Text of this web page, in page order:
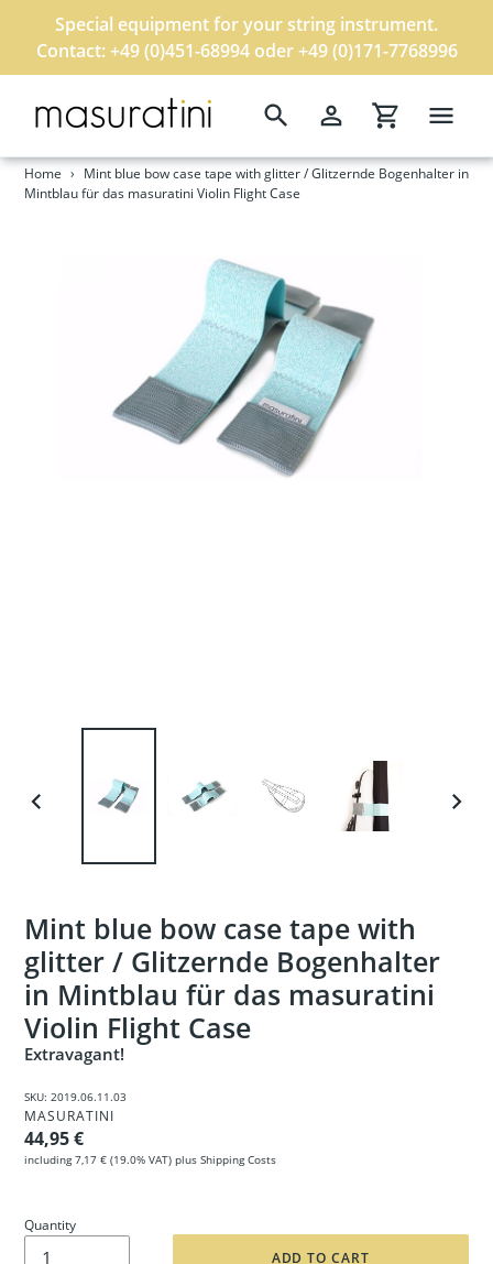
to
content
Special equipment for your string instrument.
Contact: +49 (0)451-68994 oder +49 (0)171-7768996
Search Log in Cart
Home › Mint blue bow case tape with glitter / Glitzernde Bogenhalter in
Mintblau für das masuratini Violin Flight Case
Mint blue bow case tape with
glitter / Glitzernde Bogenhalter
in Mintblau für das masuratini
Violin Flight Case
Extravagant!
SKU: 2019.06.11.03
VENDOR
MASURATINI
Regular price
44,95 €
including7,17 € (19.0% VAT) plus Shipping Costs
Quantity
ADD TO CART